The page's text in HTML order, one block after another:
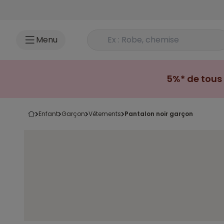
Menu Rechercher un produit
5%* de
enfant garçon vêtements pantalon noir garçon